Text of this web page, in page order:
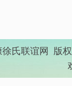
徐氏联谊网 版